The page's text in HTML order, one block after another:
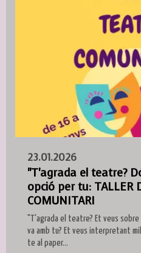
23.01.2026
"T'agrada el teatre?
opció per tu: TALLER
COMUNITARI
"T'agrada el teatre? Et veus sobre
va amb tu? Et veus interpretant
te al paper...